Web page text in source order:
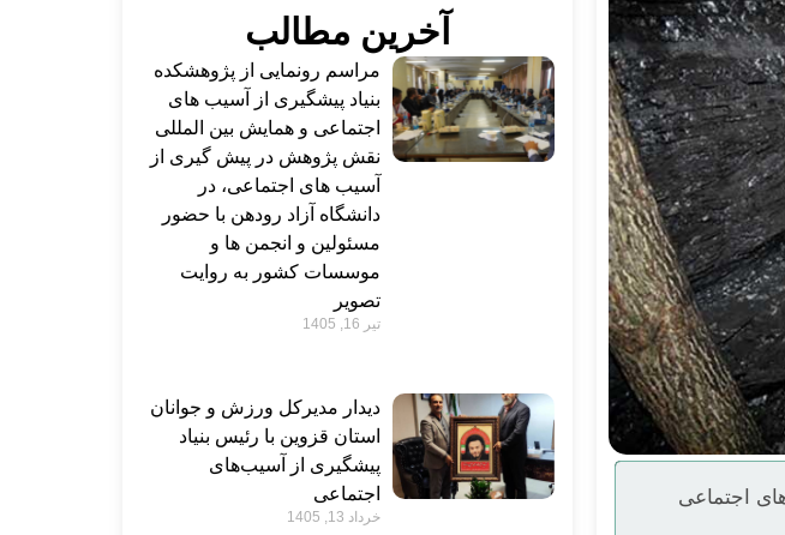
اجتماعی
آخرین مطالب
مراسم رونمایی از پژوهشکده
بنیاد پیشگیری از آسیب های
اجتماعی و همایش بین المللی
نقش پژوهش در پیش گیری از
آسیب های اجتماعی، در
دانشگاه آزاد رودهن با حضور
مسئولین و انجمن ها و
موسسات کشور به روایت
تصویر
تیر 16, 1405
دیدار مدیرکل ورزش و جوانان
استان قزوین با رئیس بنیاد
پیشگیری از آسیب‌های
اجتماعی
خرداد 13, 1405